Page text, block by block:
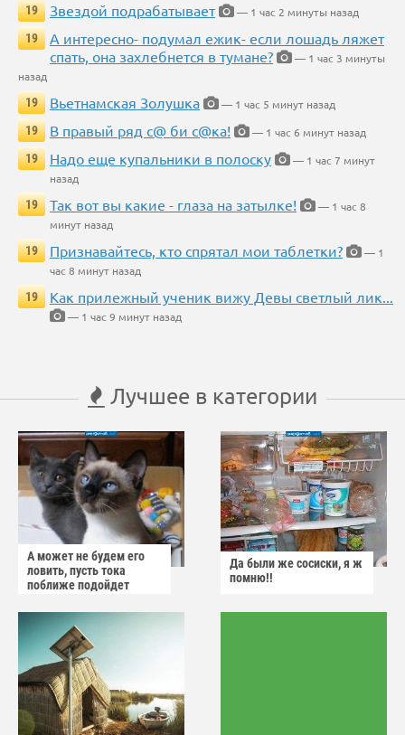
19
Звездой подрабатывает
— 1 час 2 минуты назад
19
А интересно- подумал ежик- если лошадь ляжет
спать, она захлебнется в тумане?
— 1 час 3 минуты
назад
19
Вьетнамская Золушка
— 1 час 5 минут назад
19
В правый ряд с@ би с@ка!
— 1 час 6 минут назад
19
Надо еще купальники в полоску
— 1 час 7 минут
назад
19
Так вот вы какие - глаза на затылке!
— 1 час 8
минут назад
19
Признавайтесь, кто спрятал мои таблетки?
— 1
час 8 минут назад
19
Как прилежный ученик вижу Девы светлый лик...
— 1 час 9 минут назад
Лучшее в категории
А может не будем его
ловить, пусть тока
поближе подойдет
Да были же сосиски, я ж
помню!!